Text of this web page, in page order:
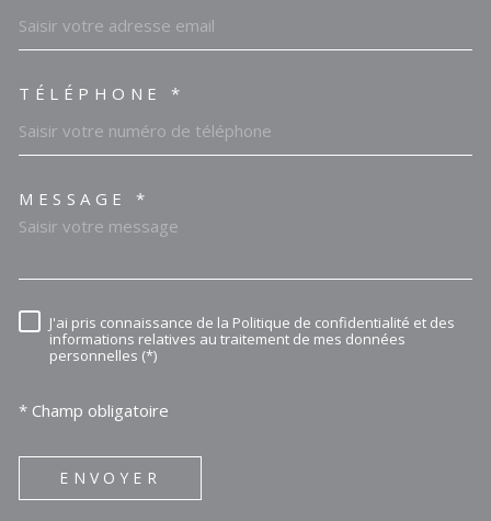
TÉLÉPHONE *
MESSAGE *
RÈGLEMENTATION
J'ai pris connaissance de la Politique de confidentialité et des
informations relatives au traitement de mes données
personnelles (*)
* Champ obligatoire
ENVOYER